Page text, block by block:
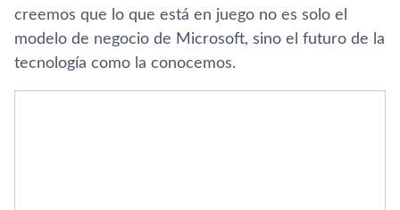
creemos que lo que está en juego no es solo el
modelo de negocio de Microsoft, sino el futuro de la
tecnología como la conocemos.